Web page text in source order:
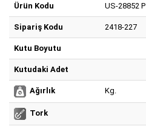
Ürün Kodu US-28852 P
Sipariş Kodu 2418-227
Kutu Boyutu
Kutudaki Adet
Ağırlık Kg.
Tork